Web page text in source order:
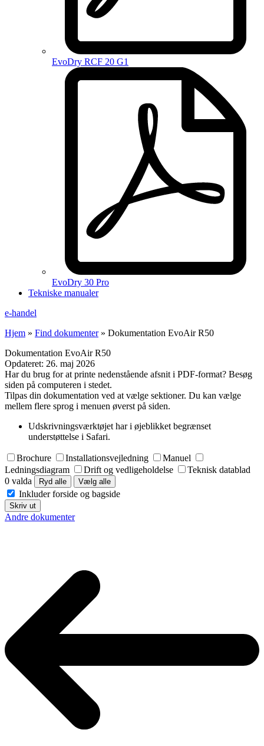
EvoDry RCF 20 G1
EvoDry 30 Pro
Tekniske manualer
e-handel
Hjem » Find dokumenter» Dokumentation EvoAir R50
Dokumentation EvoAir R50
Opdateret: 26. maj 2026
Har du brug for at printe nedenstående afsnit i PDF-format? Besøg
siden på computeren i stedet.
Tilpas din dokumentation ved at vælge sektioner. Du kan vælge
mellem flere sprog i menuen øverst på siden.
Udskrivningsværktøjet har i øjeblikket begrænset
understøttelse i Safari.
Brochure Installationsvejledning
Manuel
Ledningsdiagram
Drift og vedligeholdelse
Teknisk datablad
0 valda
Ryd alle Vælg alle
Inkluder forside og bagside
Skriv ut
Andre dokumenter